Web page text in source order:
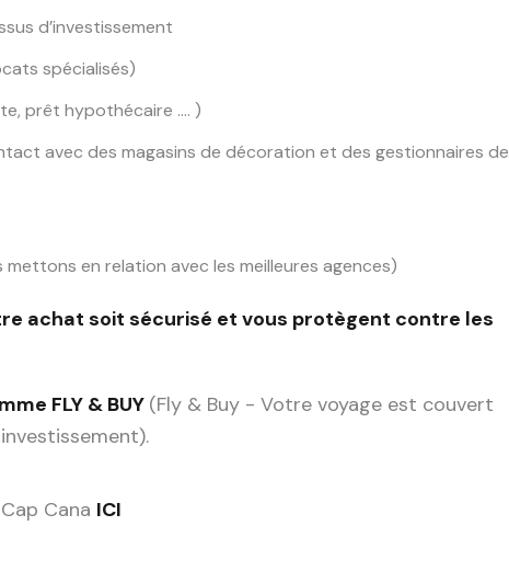
d’investissement
spécialisés)
prêt hypothécaire …. )
avec des magasins de décoration et des gestionnaires de
en relation avec les meilleures agences)
achat soit sécurisé et vous protègent contre les
FLY & BUY (Fly & Buy - Votre voyage est couvert
Cana ICI